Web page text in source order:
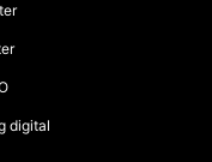
digital